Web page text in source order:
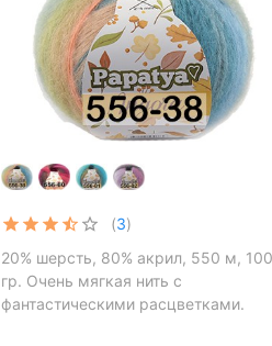
(3)
20% шерсть, 80% акрил, 550 м, 100
гр. Очень мягкая нить с
фантастическими расцветками.